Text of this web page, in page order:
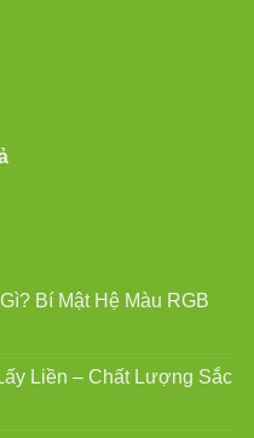
Bí Mật Hệ Màu RGB
Liền – Chất Lượng Sắc